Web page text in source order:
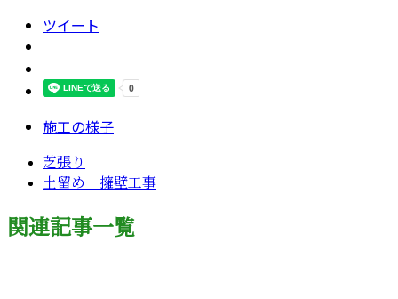
ツイート
施工の様子
芝張り
土留め 擁壁工事
関連記事一覧